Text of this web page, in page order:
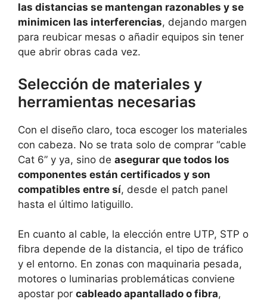
las distancias se mantengan razonables y se
minimicen las interferencias, dejando margen
para reubicar mesas o añadir equipos sin tener
que abrir obras cada vez.
Selección de materiales y
herramientas necesarias
Con el diseño claro, toca escoger los materiales
con cabeza. No se trata solo de comprar “cable
Cat 6” y ya, sino de asegurar que todos los
componentes están certificados y son
compatibles entre sí, desde el patch panel
hasta el último latiguillo.
En cuanto al cable, la elección entre UTP, STP o
fibra depende de la distancia, el tipo de tráfico
y el entorno. En zonas con maquinaria pesada,
motores o luminarias problemáticas conviene
apostar por cableado apantallado o fibra,